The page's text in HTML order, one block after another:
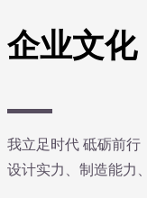
企业文化
我立足时代 砥砺前行
设计实力、制造能力